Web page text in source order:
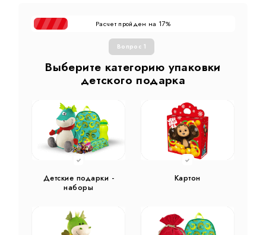
Расчет пройден на 17%
Вопрос 1
Выберите категорию упаковки
детского подарка
Детские подарки -
наборы
Картон